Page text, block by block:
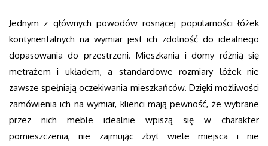
Jednym z głównych powodów rosnącej popularności łóżek
kontynentalnych na wymiar jest ich zdolność do idealnego
dopasowania do przestrzeni. Mieszkania i domy różnią się
metrażem i układem, a standardowe rozmiary łóżek nie
zawsze spełniają oczekiwania mieszkańców. Dzięki możliwości
zamówienia ich na wymiar, klienci mają pewność, że wybrane
przez nich meble idealnie wpiszą się w charakter
pomieszczenia, nie zajmując zbyt wiele miejsca i nie